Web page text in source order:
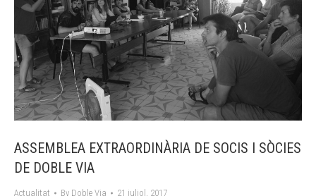
ASSEMBLEA EXTRAORDINÀRIA DE SOCIS I SÒCIES
DE DOBLE VIA
Actualitat By Doble Via 21 juliol, 2017